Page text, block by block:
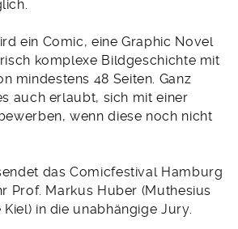
ein Comic, eine Graphic Novel
komplexe Bildgeschichte mit
mindestens 48 Seiten. Ganz
auch erlaubt, sich mit einer
wenn diese noch nicht
das Comicfestival Hamburg
Prof. Markus Huber (Muthesius
in die unabhängige Jury.